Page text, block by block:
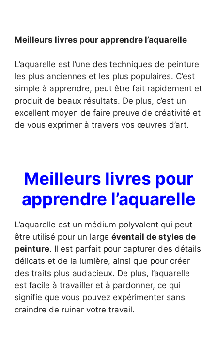
Meilleurs livres pour apprendre l’aquarelle
L’aquarelle est l’une des techniques de peinture
les plus anciennes et les plus populaires. C’est
simple à apprendre, peut être fait rapidement et
produit de beaux résultats. De plus, c’est un
excellent moyen de faire preuve de créativité et
de vous exprimer à travers vos œuvres d’art.
Meilleurs livres pour
apprendre l’aquarelle
L’aquarelle est un médium polyvalent qui peut
être utilisé pour un large éventail de styles de
peinture. Il est parfait pour capturer des détails
délicats et de la lumière, ainsi que pour créer
des traits plus audacieux. De plus, l’aquarelle
est facile à travailler et à pardonner, ce qui
signifie que vous pouvez expérimenter sans
craindre de ruiner votre travail.